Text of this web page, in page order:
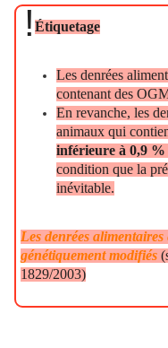
! Étiquetage
Les denrées
contenant des
En revanche, les
animaux qui
inférieure à 0,9 %
condition que la
inévitable.
Les denrées
génétiquement modifiés
1829/2003)